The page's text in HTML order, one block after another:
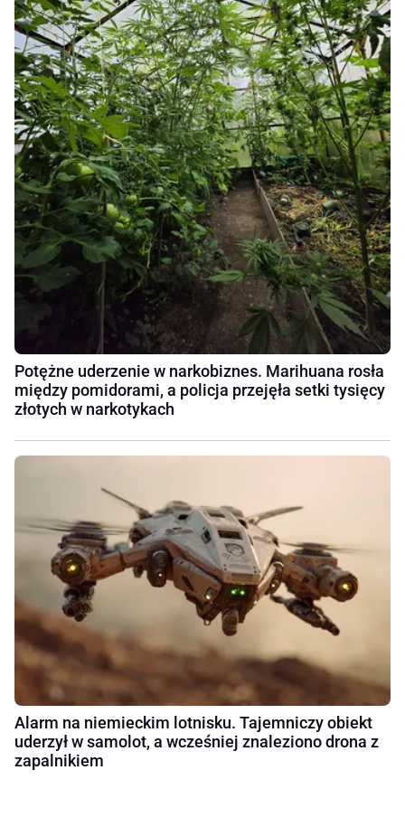
Potężne uderzenie w narkobiznes. Marihuana rosła
między pomidorami, a policja przejęła setki tysięcy
złotych w narkotykach
Alarm na niemieckim lotnisku. Tajemniczy obiekt
uderzył w samolot, a wcześniej znaleziono drona z
zapalnikiem